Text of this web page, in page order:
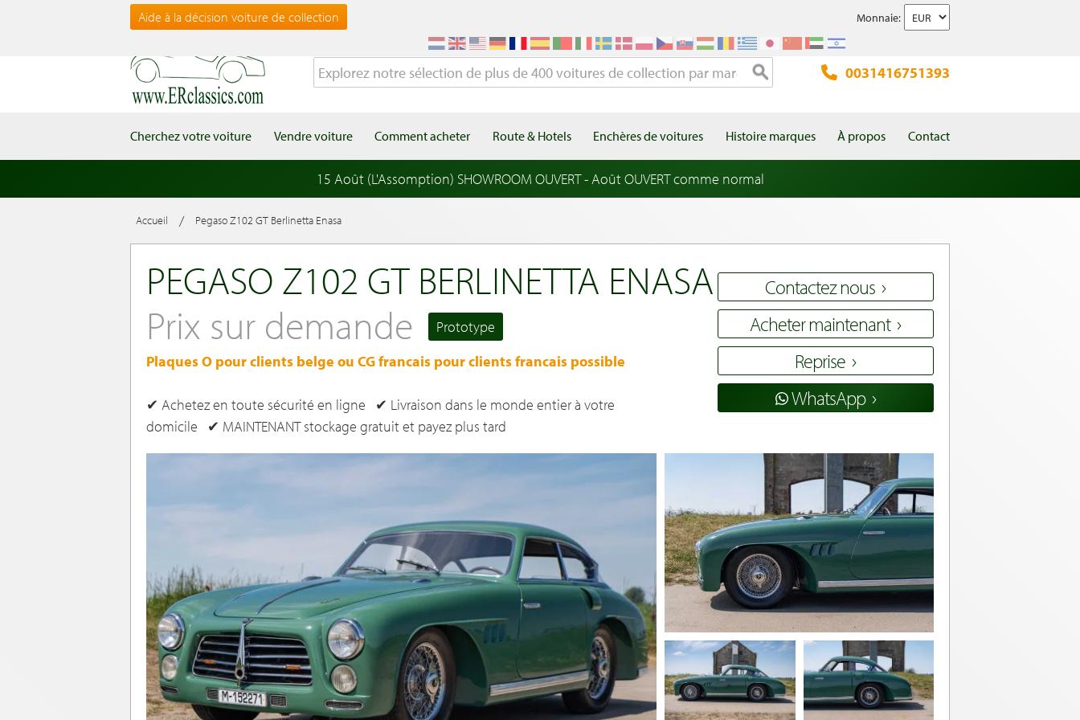
Aide à la décision voiture de collection Monnaie:
0031416751393
Cherchez votre voiture Vendre voiture Comment acheter Route & Hotels Enchères de voitures Histoire marques À propos Contact
15 Août (L'Assomption) SHOWROOM OUVERT - Août OUVERT comme normal
Accueil / Pegaso Z102 GT Berlinetta Enasa
PEGASO Z102 GT BERLINETTA ENASA
Prix sur demande
Prototype
Plaques O pour clients belge ou CG francais pour clients francais possible
✔ Achetez en toute sécurité en ligne ✔ Livraison dans le monde entier à votre
domicile ✔ MAINTENANT stockage gratuit et payez plus tard
Contactez nous
Acheter maintenant
Reprise
WhatsApp